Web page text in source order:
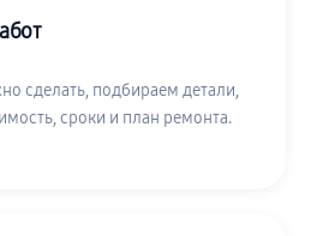
сделать, подбираем детали,
сроки и план ремонта.